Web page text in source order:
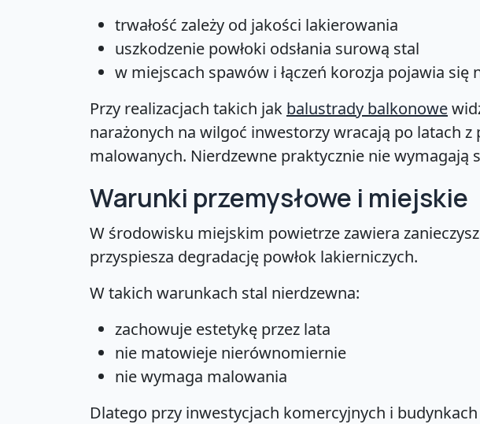
trwałość zależy od jakości lakierowania
uszkodzenie powłoki odsłania surową stal
w miejscach spawów i łączeń korozja pojawia się
Przy realizacjach takich jak balustrady balkonowe
narażonych na wilgoć inwestorzy wracają po latach
malowanych. Nierdzewne praktycznie nie wymagają
Warunki przemysłowe i miejskie
W środowisku miejskim powietrze zawiera
przyspiesza degradację powłok lakierniczych.
W takich warunkach stal nierdzewna:
zachowuje estetykę przez lata
nie matowieje nierównomiernie
nie wymaga malowania
Dlatego przy inwestycjach komercyjnych i